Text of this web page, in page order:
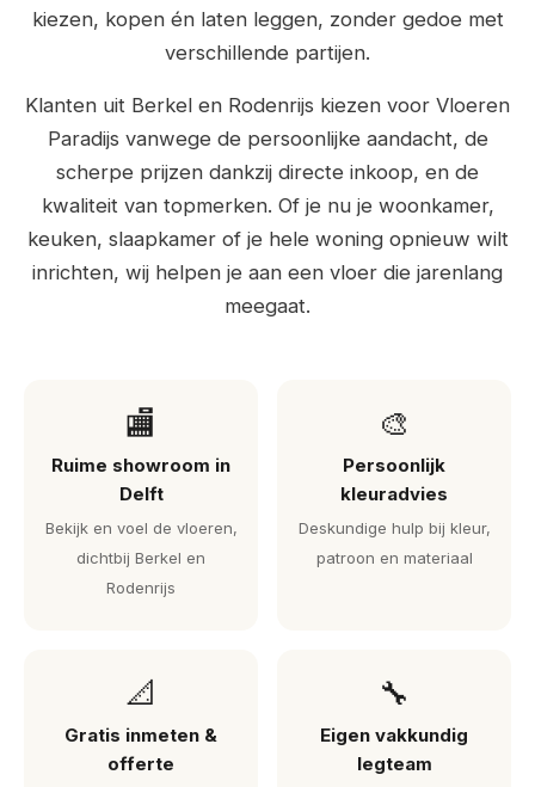
kiezen, kopen én laten leggen, zonder gedoe met
verschillende partijen.
Klanten uit Berkel en Rodenrijs kiezen voor Vloeren
Paradijs vanwege de persoonlijke aandacht, de
scherpe prijzen dankzij directe inkoop, en de
kwaliteit van topmerken. Of je nu je woonkamer,
keuken, slaapkamer of je hele woning opnieuw wilt
inrichten, wij helpen je aan een vloer die jarenlang
meegaat.
🏬
Ruime showroom in
Delft
Bekijk en voel de vloeren,
dichtbij Berkel en
Rodenrijs
🎨
Persoonlijk
kleuradvies
Deskundige hulp bij kleur,
patroon en materiaal
📐
Gratis inmeten &
offerte
🔧
Eigen vakkundig
legteam